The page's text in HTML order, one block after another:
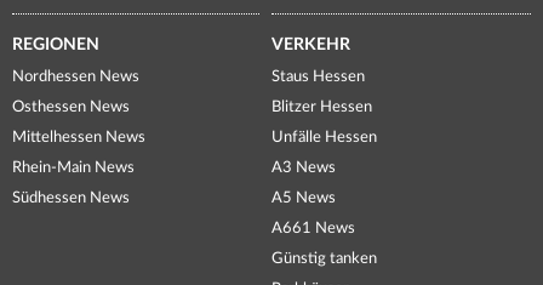
REGIONEN
Nordhessen News
Osthessen News
Mittelhessen News
Rhein-Main News
Südhessen News
VERKEHR
Staus Hessen
Blitzer Hessen
Unfälle Hessen
A3 News
A5 News
A661 News
Günstig tanken